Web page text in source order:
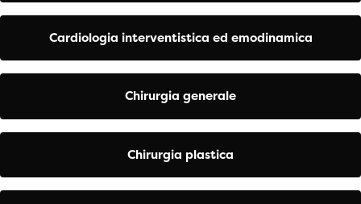
Cardiologia interventistica ed emodinamica
Chirurgia generale
Chirurgia plastica